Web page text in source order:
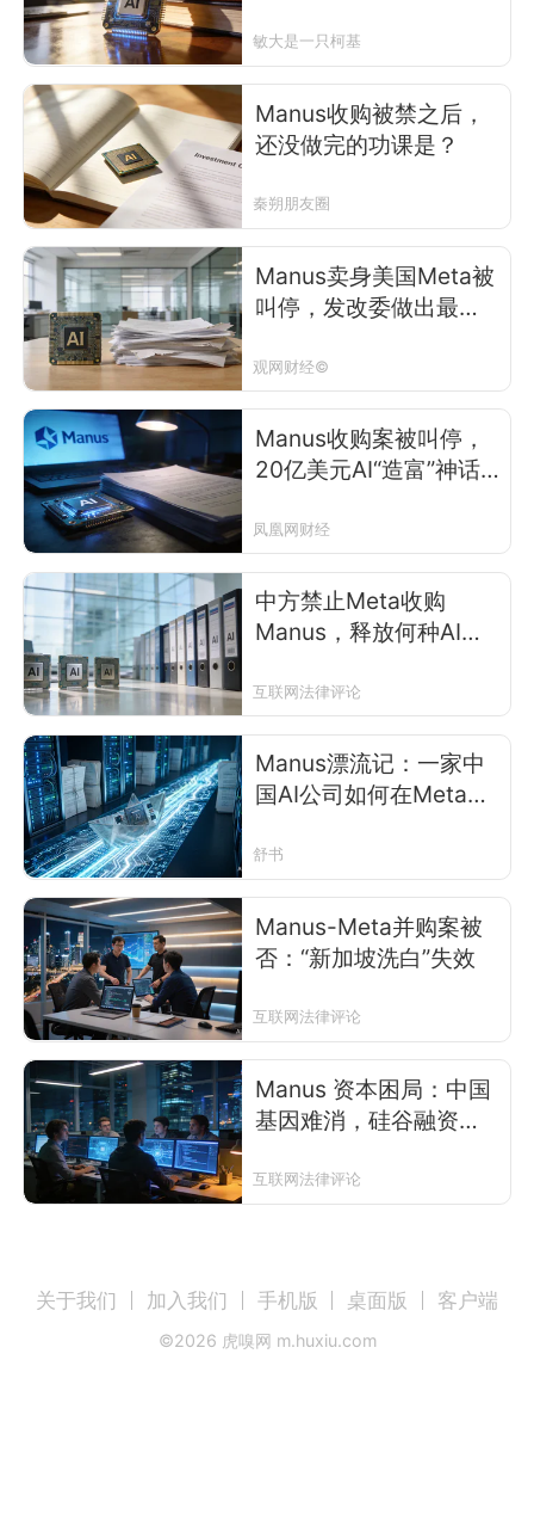
敏大是一只柯基
Manus收购被禁之后，
还没做完的功课是？
秦朔朋友圈
Manus卖身美国Meta被
叫停，发改委做出最严
观网财经©
Manus收购案被叫停，
20亿美元AI“造富”神话
凤凰网财经
中方禁止Meta收购
Manus，释放何种AI监
互联网法律评论
Manus漂流记：一家中
国AI公司如何在Meta、
个月
舒书
Manus-Meta并购案被
否：“新加坡洗白”失效
互联网法律评论
Manus 资本困局：中国
基因难消，硅谷融资后
互联网法律评论
关于我们 加入我们 手机版 桌面版 客户端
©2026 虎嗅网 m.huxiu.com